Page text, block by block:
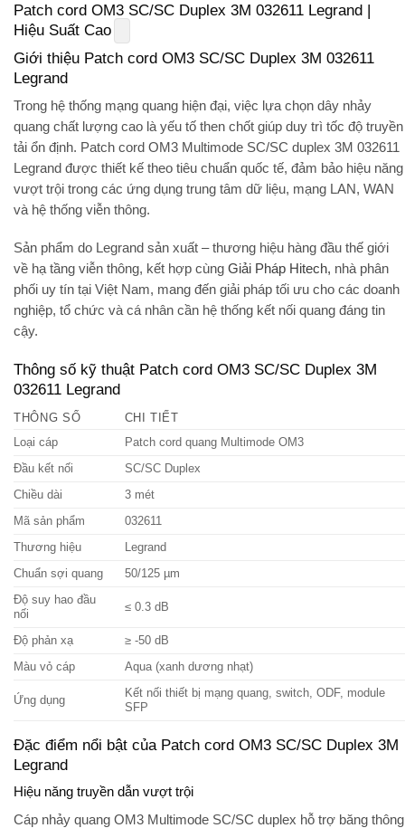
Patch cord OM3 SC/SC Duplex 3M 032611 Legrand |
Hiệu Suất Cao
Giới thiệu Patch cord OM3 SC/SC Duplex 3M 032611
Legrand
Trong hệ thống mạng quang hiện đại, việc lựa chọn dây nhảy
quang chất lượng cao là yếu tố then chốt giúp duy trì tốc độ truyền
tải ổn định. Patch cord OM3 Multimode SC/SC duplex 3M 032611
Legrand được thiết kế theo tiêu chuẩn quốc tế, đảm bảo hiệu năng
vượt trội trong các ứng dụng trung tâm dữ liệu, mạng LAN, WAN
và hệ thống viễn thông.
Sản phẩm do Legrand sản xuất – thương hiệu hàng đầu thế giới
về hạ tầng viễn thông, kết hợp cùng Giải Pháp Hitech, nhà phân
phối uy tín tại Việt Nam, mang đến giải pháp tối ưu cho các doanh
nghiệp, tổ chức và cá nhân cần hệ thống kết nối quang đáng tin
cậy.
Thông số kỹ thuật Patch cord OM3 SC/SC Duplex 3M
032611 Legrand
THÔNG SỐ
CHI TIẾT
Loại cáp
Patch cord quang Multimode OM3
Đầu kết nối
SC/SC Duplex
Chiều dài
3 mét
Mã sản phẩm
032611
Thương hiệu
Legrand
Chuẩn sợi quang
50/125 µm
Độ suy hao đầu
nối
≤ 0.3 dB
Độ phản xạ
≥ -50 dB
Màu vỏ cáp
Aqua (xanh dương nhạt)
Ứng dụng
Kết nối thiết bị mạng quang, switch, ODF, module
SFP
Đặc điểm nổi bật của Patch cord OM3 SC/SC Duplex 3M
Legrand
Hiệu năng truyền dẫn vượt trội
Cáp nhảy quang OM3 Multimode SC/SC duplex hỗ trợ băng thông